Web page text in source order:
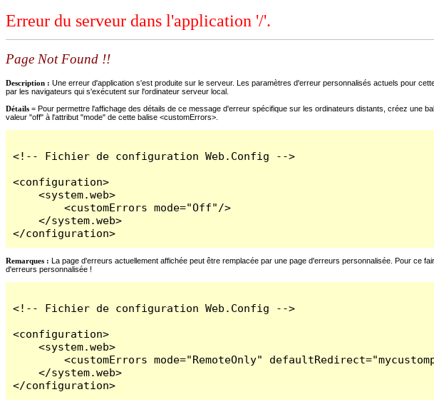
Erreur du serveur dans l'application '/'.
Page Not Found !!
Description : Une erreur d'application s'est produite sur le serveur. Les paramètres d'erreur personnalisés actuels pour
par les navigateurs qui s'exécutent sur l'ordinateur serveur local.
Détails = Pour permettre l'affichage des détails de ce message d'erreur spécifique sur les ordinateurs distants, créez une
valeur "off" à l'attribut "mode" de cette balise <customErrors>.
<!-- Fichier de configuration Web.Config -->
<configuration>
    <system.web>
        <customErrors mode="Off"/>
    </system.web>
</configuration>
Remarques : La page d'erreurs actuellement affichée peut être remplacée par une page d'erreurs personnalisée. Pour ce
d'erreurs personnalisée !
<!-- Fichier de configuration Web.Config -->
<configuration>
    <system.web>
<customErrors mode="RemoteOnly"
    </system.web>
</configuration>